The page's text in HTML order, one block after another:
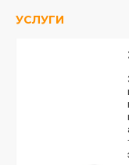
УСЛУГИ